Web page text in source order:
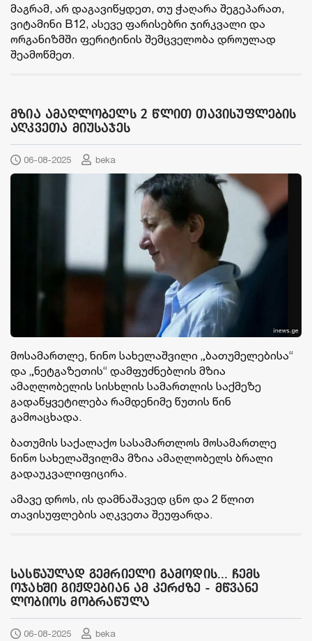
მაგრამ, არ დაგავიწყდეთ, თუ ჭაღარა შეგეპარათ,
ვიტამინი B12, ასევე ფარისებრი ჯირკვალი და
ორგანიზმში ფერიტინის შემცველობა დროულად
შეამოწმეთ.
მზია ამაღლობელს 2 წლით თავისუფლების
აღკვეთა მიუსაჯეს
06-08-2025 beka
მოსამართლე, ნინო სახელაშვილი „ბათუმელებისა“
და „ნეტგაზეთის“ დამფუძნებლის მზია
ამაღლობელის სისხლის სამართლის საქმეზე
გადაწყვეტილება რამდენიმე წუთის წინ
გამოაცხადა.
ბათუმის საქალაქო სასამართლოს მოსამართლე
ნინო სახელაშვილმა მზია ამაღლობელს ბრალი
გადაუკვალიფიცირა.
ამავე დროს, ის დამნაშავედ ცნო და 2 წლით
თავისუფლების აღკვეთა შეუფარდა.
სასწაულად გემრიელი გამოდის... ჩემს
ოჯახში გიჟდებიან ამ კერძზე - მწვანე
ლობიოს მობრაწულა
06-08-2025 beka